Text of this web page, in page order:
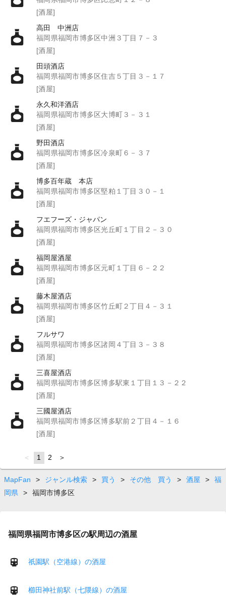
[酒屋]
高田 中洲店
福岡県福岡市博多区中洲３丁目７－３
[酒屋]
田頭酒店
福岡県福岡市博多区住吉５丁目３－１７
[酒屋]
永久和洋酒店
福岡県福岡市博多区大博町３－３１
[酒屋]
野田酒店
福岡県福岡市博多区冷泉町６－３７
[酒屋]
博多百年蔵 本店
福岡県福岡市博多区堅粕１丁目３０－１
[酒屋]
フエフーズ・ジャパン
福岡県福岡市博多区光丘町１丁目２－３０
[酒屋]
福岡屋酒屋
福岡県福岡市博多区元町１丁目６－２２
[酒屋]
藤木屋酒店
福岡県福岡市博多区竹丘町２丁目４－３１
[酒屋]
フルサワ
福岡県福岡市博多区諸岡４丁目３－３８
[酒屋]
三喜屋酒店
福岡県福岡市博多区博多駅東１丁目１３－２２
[酒屋]
三國屋酒店
福岡県福岡市博多区博多駅前２丁目４－１６
[酒屋]
page
You're
on
page
1 page
2 page
MapFan > ジャンル検索 > 買う > その他 買う > 酒屋 >
福
岡県
> 福岡市博多区
福岡県福岡市博多区の駅周辺の酒屋
祇園駅（空港線）の酒屋
櫛田神社前駅（七隈線）の酒屋